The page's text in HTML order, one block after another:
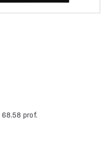
68.58 prof.